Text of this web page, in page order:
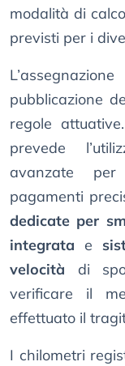
modalità di
previsti per i
pubblicazione
regole
prevede
avanzate
pagamenti
dedicate per
integrata e
velocità di
verificare il
effettuato il
I chilometri